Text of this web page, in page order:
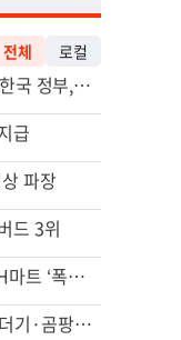
전체 로컬
"65세 복수국적 빗장 푸나"... 한국 정부, 연령 완화 전면 추진
급
파장
드 3위
쌀·라면 값 최대 80% 할인…H마트 ‘폭탄 세일’
항공기 식기 카트 열었더니 구더기·곰팡이…LAX 기내식 업체 논란